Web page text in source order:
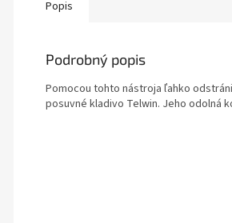
Popis
Podrobný popis
Pomocou tohto nástroja ľahko
posuvné kladivo Telwin. Jeho odolná